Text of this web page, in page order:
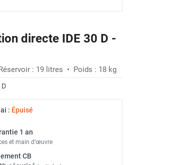
directe IDE 30 D -
: 19 litres • Poids : 18 kg
D
: Épuisé
1 an
et main d’œuvre
CB